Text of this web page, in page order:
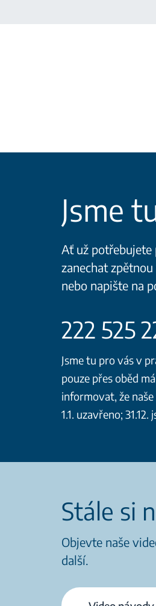
Jsme
Ať už potřebujete
zanechat
nebo napište na
222 525
Jsme tu pro vás v
pouze přes oběd
informovat, že naše
1.1. uzavřeno;
Stále si
Objevte naše
další.